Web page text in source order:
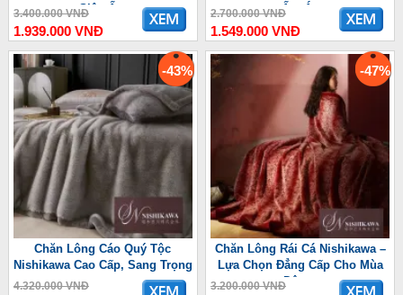
Siêu Ấm
3.400.000 VNĐ
1.939.000 VNĐ
Ấm Áp
2.700.000 VNĐ
1.549.000 VNĐ
-43%
Chăn Lông Cáo Quý Tộc
Nishikawa Cao Cấp, Sang Trọng
4.320.000 VNĐ
-47%
Chăn Lông Rái Cá Nishikawa –
Lựa Chọn Đẳng Cấp Cho Mùa
Đông
3.200.000 VNĐ